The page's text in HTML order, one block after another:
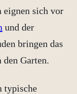
sich vor
und der
bringen das
den Garten.
typische